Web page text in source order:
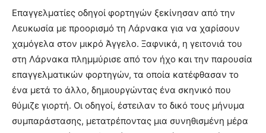
Επαγγελματίες οδηγοί φορτηγών ξεκίνησαν από την
Λευκωσία με προορισμό τη Λάρνακα για να χαρίσουν
χαμόγελα στον μικρό Άγγελο. Ξαφνικά, η γειτονιά του
στη Λάρνακα πλημμύρισε από τον ήχο και την παρουσία
επαγγελματικών φορτηγών, τα οποία κατέφθασαν το
ένα μετά το άλλο, δημιουργώντας ένα σκηνικό που
θύμιζε γιορτή. Οι οδηγοί, έστειλαν το δικό τους μήνυμα
συμπαράστασης, μετατρέποντας μια συνηθισμένη μέρα